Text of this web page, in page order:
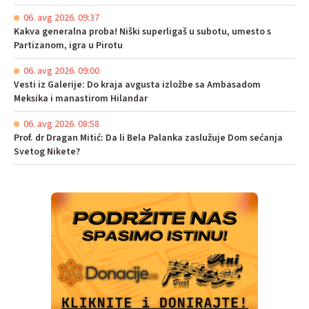
06. avg 2026. 09:37
Kakva generalna proba! Niški superligaš u subotu, umesto s
Partizanom, igra u Pirotu
06. avg 2026. 09:00
Vesti iz Galerije: Do kraja avgusta izložbe sa Ambasadom
Meksika i manastirom Hilandar
06. avg 2026. 08:58
Prof. dr Dragan Mitić: Da li Bela Palanka zaslužuje Dom sećanja
Svetog Nikete?